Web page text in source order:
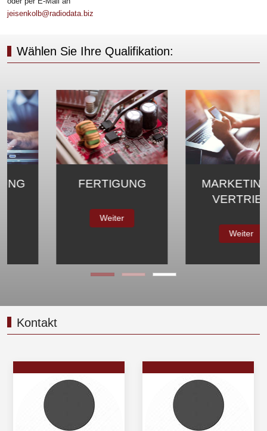
jeisenkolb@radiodata.biz
Wählen Sie Ihre Qualifikation:
MARKETING &
SERVICE
Kontakt